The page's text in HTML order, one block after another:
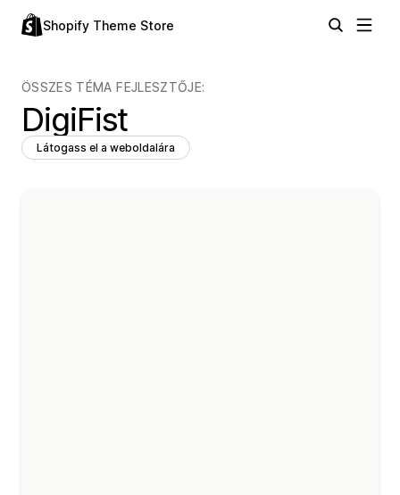
Shopify Theme Store
ÖSSZES TÉMA FEJLESZTŐJE:
DigiFist
Látogass el a weboldalára